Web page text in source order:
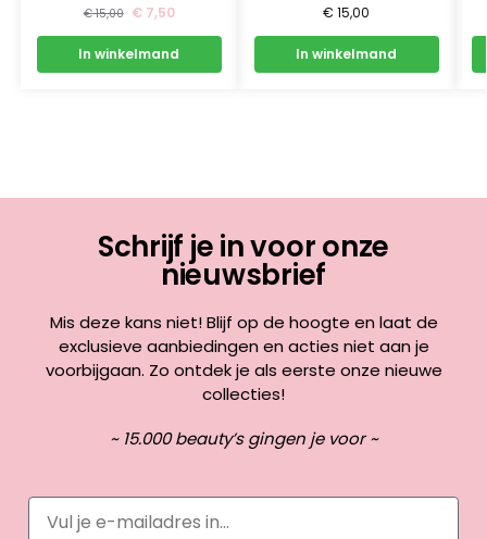
€15,00 €7,50
In winkelmand
€ 15,00
In winkelmand
Schrijf je in voor onze
nieuwsbrief
Mis deze kans niet! Blijf op de hoogte en laat de
exclusieve aanbiedingen en acties niet aan je
voorbijgaan. Zo ontdek je als eerste onze nieuwe
collecties!
~ 15.000 beauty’s gingen je voor ~